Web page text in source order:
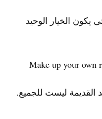
يكون الخيار الوحيد
.Make up your own
القديمة ليست للجميع.